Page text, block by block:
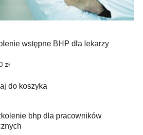
wstępne BHP dla lekarzy
zł
do koszyka